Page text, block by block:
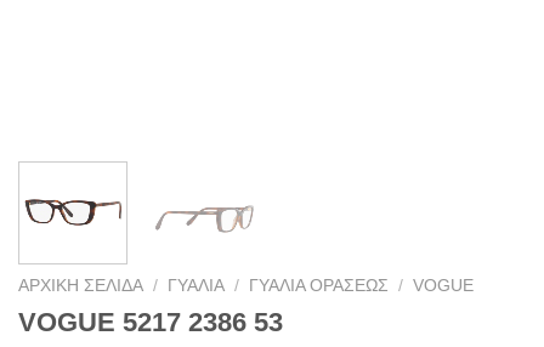
ΑΡΧΙΚΉ ΣΕΛΊΔΑ / ΓΥΑΛΙΆ / ΓΥΑΛΙΆ ΟΡΆΣΕΩΣ / VOGUE
VOGUE 5217 2386 53